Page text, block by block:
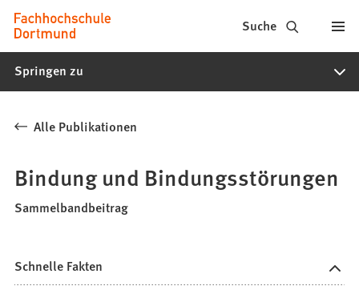
Inhalt anspringen
Fachhochschule
Dortmund
-
Studiengänge,
Bewerbung
Suche
Springen zu
Alle Publikationen
Bindung und Bindungsstörungen
Sammelbandbeitrag
Schnelle Fakten